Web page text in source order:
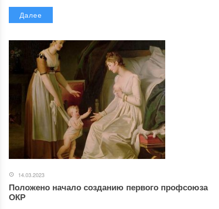
Далее
14.03.2023
Положено начало созданию первого профсоюза
ОКР